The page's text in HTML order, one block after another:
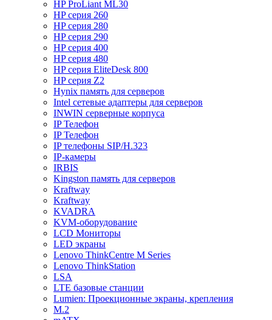
HP ProLiant ML30
HP серия 260
HP серия 280
HP серия 290
HP серия 400
HP серия 480
HP серия EliteDesk 800
HP серия Z2
Hynix память для серверов
Intel сетевые адаптеры для серверов
INWIN серверные корпуса
IP Телефон
IP Телефон
IP телефоны SIP/H.323
IP-камеры
IRBIS
Kingston память для серверов
Kraftway
Kraftway
KVADRA
KVM-оборудование
LCD Мониторы
LED экраны
Lenovo ThinkCentre M Series
Lenovo ThinkStation
LSA
LTE базовые станции
Lumien: Проекционные экраны, крепления
M.2